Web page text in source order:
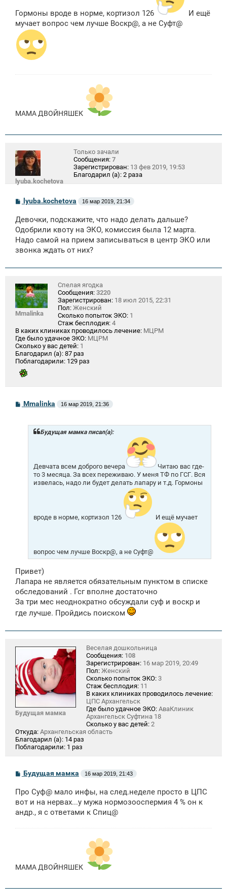
Гормоны вроде в норме, кортизол 126
И ещё
мучает вопрос чем лучше Воскр@, а не Суфт@
МАМА ДВОЙНЯШЕК
lyuba.kochetova
Только зачали
Сообщения: 7
Зарегистрирован: 13 фев 2019, 19:53
Благодарил (а): 2 раза
С
б
щ
е
н
и
lyuba.kochetova 16 мар 2019, 21:34
Девочки, подскажите, что надо делать дальше?
Одобрили квоту на ЭКО, комиссия была 12 марта.
Надо самой на прием записываться в центр ЭКО или
звонка ждать от них?
Mmalinka
Спелая ягодка
Сообщения: 3220
Зарегистрирован: 18 июл 2015, 22:31
Пол: Женский
Сколько попыток ЭКО: 1
Стаж бесплодия: 4
В каких клиниках проводилось лечение: МЦРМ
Где было удачное ЭКО: МЦРМ
Сколько у вас детей: 1
Благодарил (а): 87 раз
Поблагодарили: 129 раз
СMmalinka 16 мар 2019, 21:36
Будущая мамка писал(а):
Девчата всем доброго вечера
Читаю вас где-
то 3 месяца. За всех переживаю. У меня ТФ по ГСГ. Вся
извелась, надо ли будет делать лапару и т.д. Гормоны
вроде в норме, кортизол 126 И ещё мучает
вопрос чем лучше Воскр@, а не Суфт@
Привет)
Лапара не является обязательным пунктом в списке
обследований . Гсг вполне достаточно
За три мес неоднократно обсуждали суф и воскр и
где лучше. Пройдись поиском
Будущая мамка
Веселая дошкольница
Сообщения: 108
Зарегистрирован: 16 мар 2019, 20:49
Пол: Женский
Сколько попыток ЭКО: 3
Стаж бесплодия: 11
В каких клиниках проводилось лечение:
ЦПС Архангельск
Где было удачное ЭКО: АваКлиник
Архангельск Суфтина 18
Сколько у вас детей: 2
Откуда: Архангельская область
Благодарил (а): 14 раз
Поблагодарили: 1 раз
С
б
щ
н
Будущая мамка 16 мар 2019, 21:43
Про Суф@ мало инфы, на след.неделе просто в ЦПС
вот и на нервах...у мужа нормозооспермия 4 % он к
андр., я с ответами к Спиц@
МАМА ДВОЙНЯШЕК